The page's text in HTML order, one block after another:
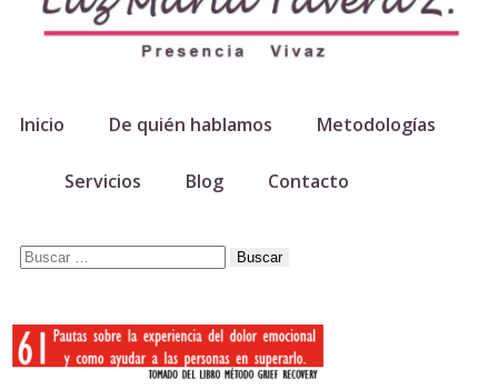
Inicio De quién hablamos Metodologías
Servicios Blog Contacto
Buscar: